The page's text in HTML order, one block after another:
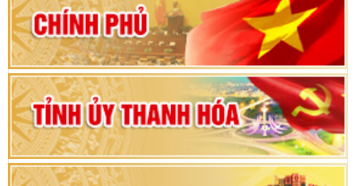
80 năm Quốc hội Việt Nam: vì lợi ích Nhân dân,
vì sự phát triển của đất nước
Bộ Chính trị duyệt nội dung Đại hội đại biểu
Đảng bộ tỉnh Thanh Hóa lần thứ XX, nhiệm kỳ
2025 - 2030
Đại hội đại biểu Đảng bộ xã Yên Thọ lần thứ I,
nhiệm kỳ 2025 – 2030